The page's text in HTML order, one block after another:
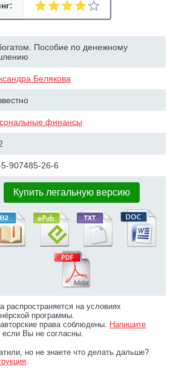
Пособие по денежному
Белякова
финансы
907485-26-6
Купить легальную версию
распространяется на условиях
программы.
права соблюдены. Напишите
если Вы не согласны.
но не знаете что делать дальше?
.